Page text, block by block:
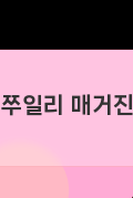
쭈일리 매거진